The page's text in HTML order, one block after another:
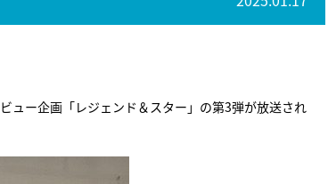
ュー企画「レジェンド＆スター」の第3弾が放送され